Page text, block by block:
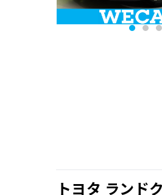
トヨタ ランド